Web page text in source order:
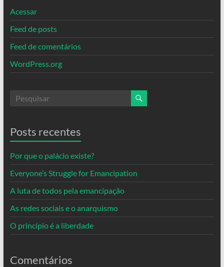
Acessar
Feed de posts
Feed de comentários
WordPress.org
Posts recentes
Por que o palácio existe?
Everyone’s Struggle for Emancipation
A luta de todos pela emancipação
As redes sociais e o anarquismo
O princípio é a liberdade
Comentários